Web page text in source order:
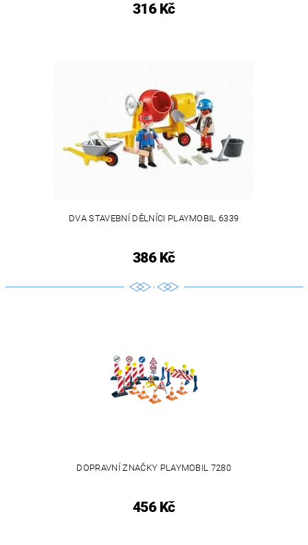
316 Kč
DVA STAVEBNÍ DĚLNÍCI PLAYMOBIL 6339
386 Kč
DOPRAVNÍ ZNAČKY PLAYMOBIL 7280
456 Kč